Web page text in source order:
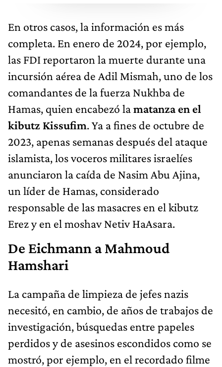
En otros casos, la información es más
completa. En enero de 2024, por ejemplo,
las FDI reportaron la muerte durante una
incursión aérea de Adil Mismah, uno de los
comandantes de la fuerza Nukhba de
Hamas, quien encabezó lamatanza en el
kibutz Kissufim. Ya a fines de octubre de
2023, apenas semanas después del ataque
islamista, los voceros militares israelíes
anunciaron la caída de Nasim Abu Ajina,
un líder de Hamas, considerado
responsable de las masacres en el kibutz
Erez y en el moshav Netiv HaAsara.
De Eichmann a Mahmoud
Hamshari
La campaña de limpieza de jefes nazis
necesitó, en cambio, de años de trabajos de
investigación, búsquedas entre papeles
perdidos y de asesinos escondidos como se
mostró, por ejemplo, en el recordado filme